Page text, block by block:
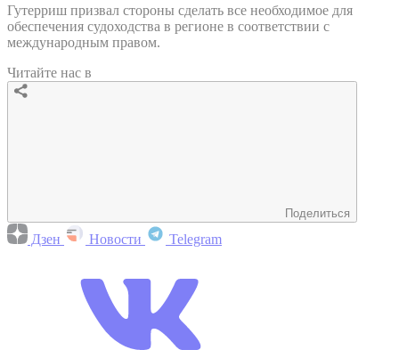
Гутерриш призвал стороны сделать все необходимое для
обеспечения судоходства в регионе в соответствии с
международным правом.
Читайте нас в
Поделиться
Дзен Новости Telegram